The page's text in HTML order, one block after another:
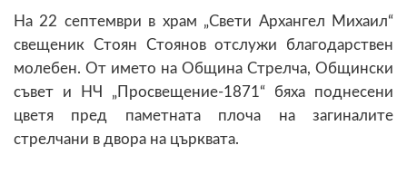
На 22 септември в храм „Свети Архангел Михаил“
свещеник Стоян Стоянов отслужи благодарствен
молебен. От името на Община Стрелча, Общински
съвет и НЧ „Просвещение-1871“ бяха поднесени
цветя пред паметната плоча на загиналите
стрелчани в двора на църквата.